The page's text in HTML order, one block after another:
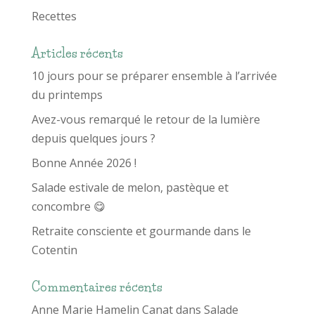
Recettes
Articles récents
10 jours pour se préparer ensemble à l’arrivée
du printemps
Avez-vous remarqué le retour de la lumière
depuis quelques jours ?
Bonne Année 2026 !
Salade estivale de melon, pastèque et
concombre 😋
Retraite consciente et gourmande dans le
Cotentin
Commentaires récents
Anne Marie Hamelin Canatdans Salade